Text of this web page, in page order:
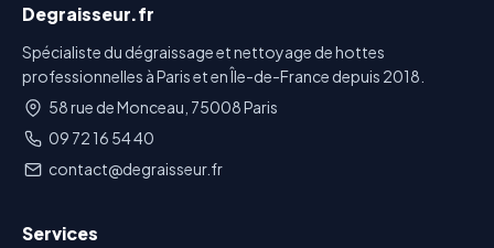
Degraisseur.fr
Spécialiste du dégraissage et nettoyage de hottes
professionnelles à Paris et en Île-de-France depuis 2018.
58 rue de Monceau, 75008 Paris
09 72 16 54 40
contact@degraisseur.fr
Services